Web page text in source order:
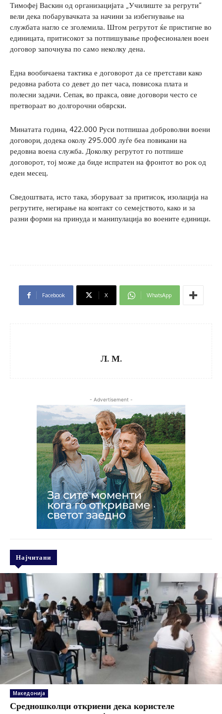
Тимофеј Васкин од организацијата „Училиште за регрути“
вели дека побарувачката за начини за избегнување на
службата нагло се зголемила. Штом регрутот ќе пристигне во
единицата, притисокот за потпишување професионален воен
договор започнува по само неколку дена.
Една вообичаена тактика е договорот да се претстави како
редовна работа со девет до пет часа, повисока плата и
полесни задачи. Сепак, во пракса, овие договори често се
претвораат во долгорочни обврски.
Минатата година, 422.000 Руси потпишаа доброволни воени
договори, додека околу 295.000 луѓе беа повикани на
редовна воена служба. Доколку регрутот го потпише
договорот, тој може да биде испратен на фронтот во рок од
еден месец.
Сведоштвата, исто така, зборуваат за притисок, изолација на
регрутите, негирање на контакт со семејството, како и за
разни форми на принуда и манипулација во воените единици.
Facebook X WhatsApp
Л. М.
- Advertisement -
Најчитани
Македонија
Средношколци откриени дека користеле